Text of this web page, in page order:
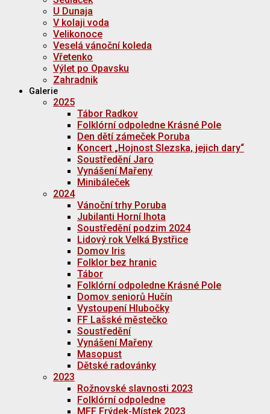
U Dunaja
V kolaji voda
Velikonoce
Veselá vánoční koleda
Vřetenko
Výlet po Opavsku
Zahradnik
Galerie
2025
Tábor Radkov
Folklórní odpoledne Krásné Pole
Den dětí zámeček Poruba
Koncert „Hojnost Slezska, jejich dary“
Soustředění Jaro
Vynášení Mařeny
Minibáleček
2024
Vánoční trhy Poruba
Jubilanti Horní lhota
Soustředění podzim 2024
Lidový rok Velká Bystřice
Domov Iris
Folklor bez hranic
Tábor
Folklórní odpoledne Krásné Pole
Domov seniorů Hučín
Vystoupení Hlubočky
FF Lašské městečko
Soustředění
Vynášení Mařeny
Masopust
Dětské radovánky
2023
Rožnovské slavnosti 2023
Folklórní odpoledne
MFF Frýdek-Místek 2023